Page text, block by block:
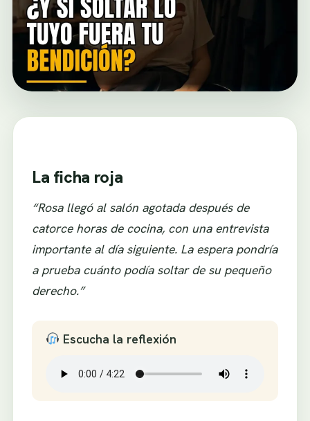
La ficha roja
“Rosa llegó al salón agotada después de
catorce horas de cocina, con una entrevista
importante al día siguiente. La espera pondría
a prueba cuánto podía soltar de su pequeño
derecho.”
Escucha la reflexión